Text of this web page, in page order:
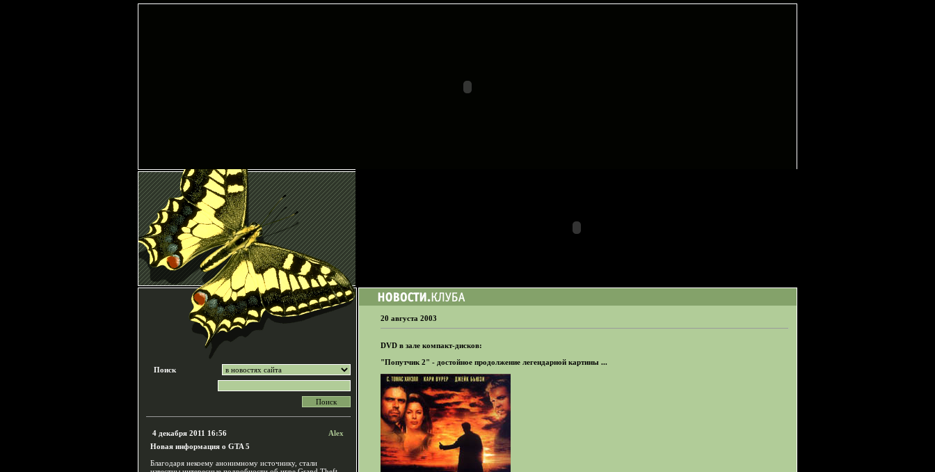
Поиск
4 декабря 2011 16:56
Alex
Новая информация о GTA 5
Благодаря некоему анонимному источнику, стали
20 августа 2003
DVD в зале компакт-дисков:
"Попутчик 2" - достойное продолжение легендарной картины ...